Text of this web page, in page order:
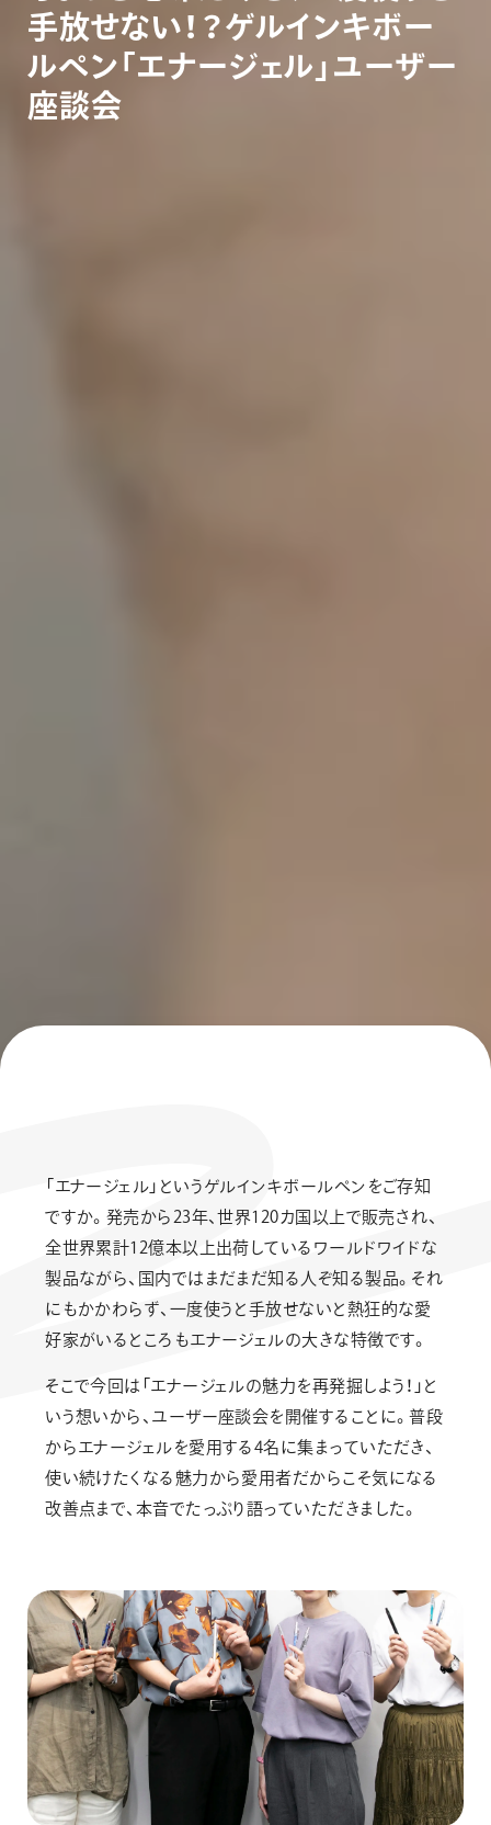
手放せない ！ ？ゲルインキボー
ルペン 「 エナージェル 」 ユーザー
座談会
「エナージェル」というゲルインキボールペンをご存知
ですか。発売から23年、世界120カ国以上で販売され、
全世界累計12億本以上出荷しているワールドワイドな
製品ながら、国内ではまだまだ知る人ぞ知る製品。それ
にもかかわらず、一度使うと手放せないと熱狂的な愛
好家がいるところもエナージェルの大きな特徴です。
そこで今回は「エナージェルの魅力を再発掘しよう！」と
いう想いから、ユーザー座談会を開催することに。普段
からエナージェルを愛用する4名に集まっていただき、
使い続けたくなる魅力から愛用者だからこそ気になる
改善点まで、本音でたっぷり語っていただきました。